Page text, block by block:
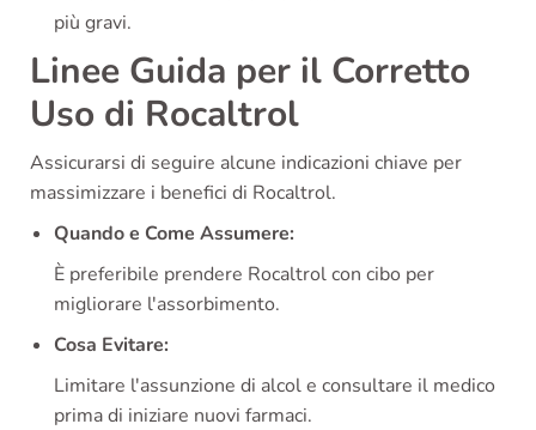
più gravi.
Linee Guida per il Corretto
Uso di Rocaltrol
Assicurarsi di seguire alcune indicazioni chiave per
massimizzare i benefici di Rocaltrol.
Quando e Come Assumere:
È preferibile prendere Rocaltrol con cibo per
migliorare l'assorbimento.
Cosa Evitare:
Limitare l'assunzione di alcol e consultare il medico
prima di iniziare nuovi farmaci.